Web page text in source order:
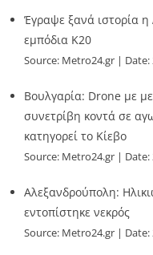
Έγραψε ξανά ιστορία
εμπόδια Κ20
Source: Metro24.gr Date:
Βουλγαρία: Drone με
συνετρίβη κοντά σε
κατηγορεί το Κίεβο
Source: Metro24.gr Date:
Αλεξανδρούπολη:
εντοπίστηκε νεκρός
Source: Metro24.gr Date: